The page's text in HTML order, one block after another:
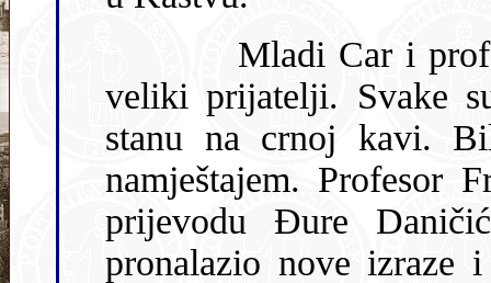
veliki prijatelji. Svake su se nedjelje sastajali u
stanu na crnoj kavi. Bila je to
namještajem. Profesor
prijevodu Đure